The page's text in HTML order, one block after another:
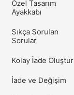
Özel Tasarım
Ayakkabı
Sıkça Sorulan
Sorular
Kolay İade Oluştur
İade ve Değişim